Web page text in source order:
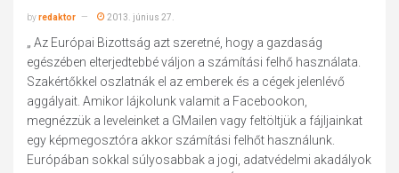
byredaktor 2013. június 27.
„ Az Európai Bizottság azt szeretné, hogy a gazdaság
egészében elterjedtebbé váljon a számítási felhő használata.
Szakértőkkel oszlatnák el az emberek és a cégek jelenlévő
aggályait. Amikor lájkolunk valamit a Facebookon,
megnézzük a leveleinket a GMailen vagy feltöltjük a fájljainkat
egy képmegosztóra akkor számítási felhőt használunk.
Európában sokkal súlyosabbak a jogi, adatvédelmi akadályok